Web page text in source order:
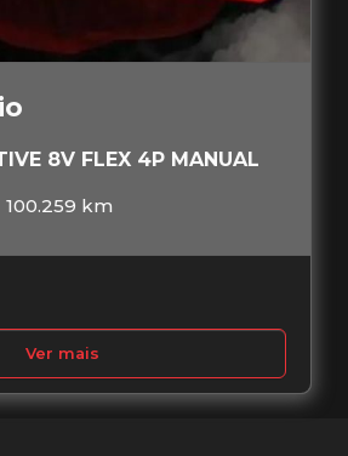
8V FLEX 4P MANUAL
100.259 km
Ver mais